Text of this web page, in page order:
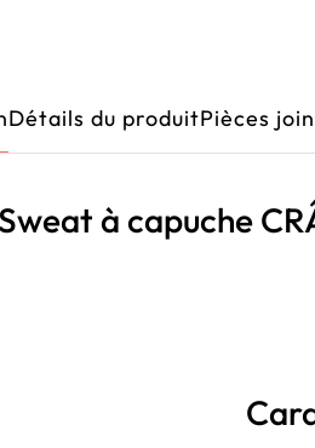
Détails du produitPièces
Sweat à capuche